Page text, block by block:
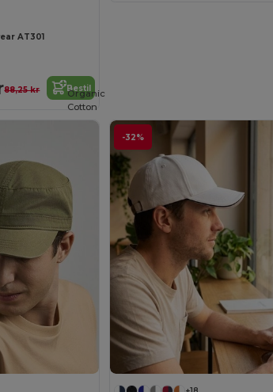
AT301
88,25 kr Bestil
-32%
Organic
Cotton